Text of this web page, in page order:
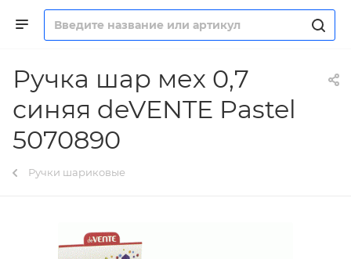
Ручка шар мех 0,7
синяя deVENTE Pastel
5070890
Ручки шариковые